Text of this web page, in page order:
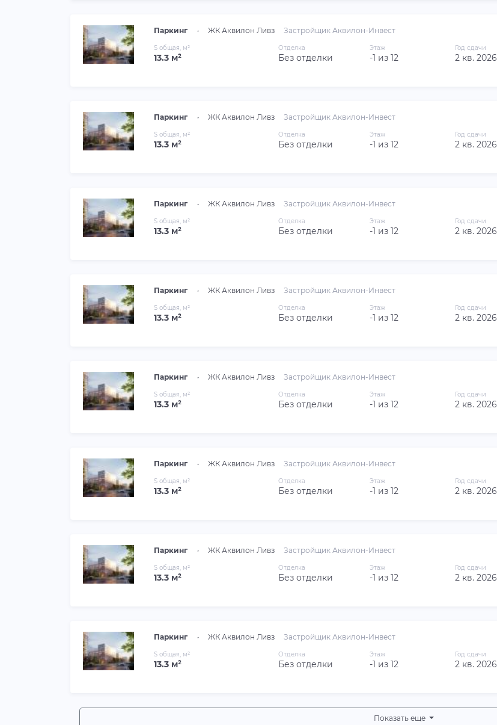
Паркинг • ЖК Аквилон Ливз Застройщик Аквилон-Инвест
S общая, м²
13.3 м²
Отделка
Без отделки
Этаж
-1 из 12
Год сдачи
2 кв. 2026
Паркинг • ЖК Аквилон Ливз Застройщик Аквилон-Инвест
S общая, м²
13.3 м²
Отделка
Без отделки
Этаж
-1 из 12
Год сдачи
2 кв. 2026
Паркинг • ЖК Аквилон Ливз Застройщик Аквилон-Инвест
S общая, м²
13.3 м²
Отделка
Без отделки
Этаж
-1 из 12
Год сдачи
2 кв. 2026
Паркинг • ЖК Аквилон Ливз Застройщик Аквилон-Инвест
S общая, м²
13.3 м²
Отделка
Без отделки
Этаж
-1 из 12
Год сдачи
2 кв. 2026
Паркинг • ЖК Аквилон Ливз Застройщик Аквилон-Инвест
S общая, м²
13.3 м²
Отделка
Без отделки
Этаж
-1 из 12
Год сдачи
2 кв. 2026
Паркинг • ЖК Аквилон Ливз Застройщик Аквилон-Инвест
S общая, м²
13.3 м²
Отделка
Без отделки
Этаж
-1 из 12
Год сдачи
2 кв. 2026
Паркинг • ЖК Аквилон Ливз Застройщик Аквилон-Инвест
S общая, м²
13.3 м²
Отделка
Без отделки
Этаж
-1 из 12
Год сдачи
2 кв. 2026
Паркинг • ЖК Аквилон Ливз Застройщик Аквилон-Инвест
S общая, м²
13.3 м²
Отделка
Без отделки
Этаж
-1 из 12
Год сдачи
2 кв. 2026
Показать еще